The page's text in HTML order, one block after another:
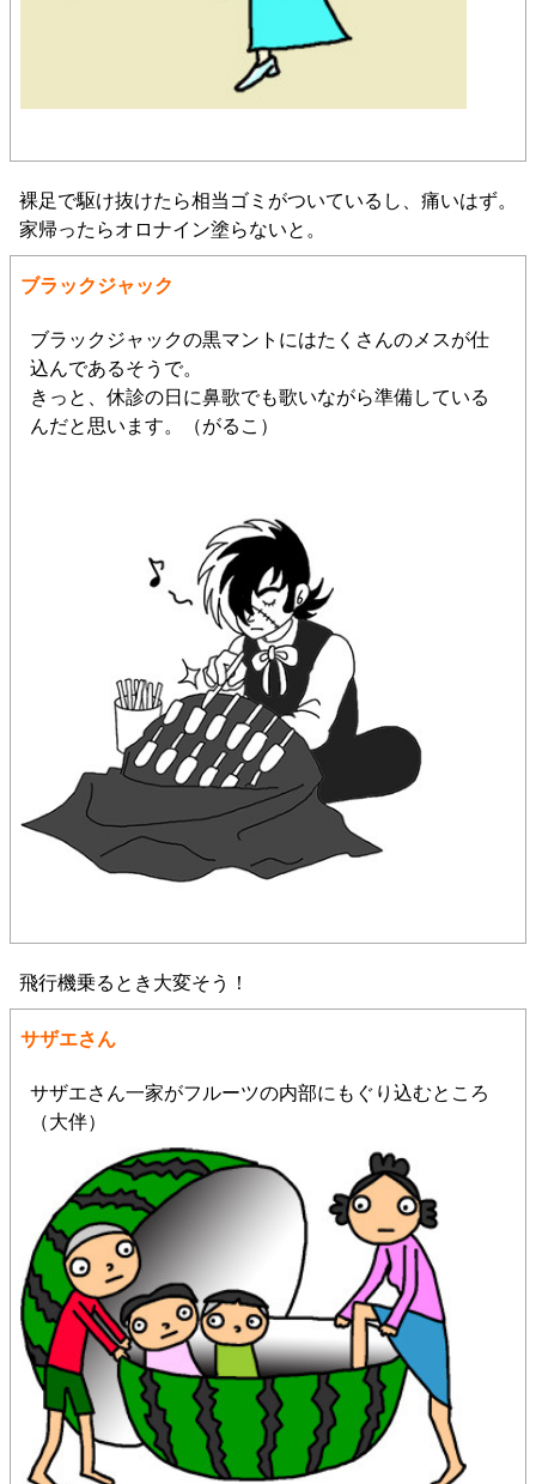
裸足で駆け抜けたら相当ゴミがついているし、痛いはず。
家帰ったらオロナイン塗らないと。
ブラックジャック
ブラックジャックの黒マントにはたくさんのメスが仕
込んであるそうで。
きっと、休診の日に鼻歌でも歌いながら準備している
んだと思います。（がるこ）
飛行機乗るとき大変そう！
サザエさん
サザエさん一家がフルーツの内部にもぐり込むところ
（大伴）